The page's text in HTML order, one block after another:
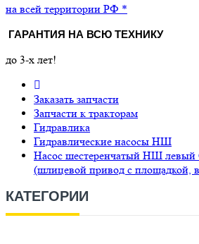
на всей территории РФ *
ГАРАНТИЯ НА ВСЮ ТЕХНИКУ
до 3-х лет!
Заказать запчасти
Запчасти к тракторам
Гидравлика
Гидравлические насосы НШ
Насос шестеренчатый НШ левый
(шлицевой привод с площадкой,
КАТЕГОРИИ